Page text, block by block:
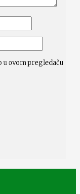
u ovom pregledaču